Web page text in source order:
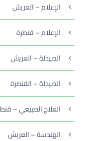
الإعلام – العريش
الإعلام – قنطرة
الصيدلة – العريش
الصيدلة – القنطرة
العلاج الطبيعي –
الهندسة – العريش